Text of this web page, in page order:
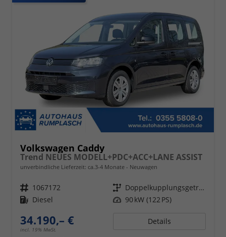
Volkswagen Caddy
Trend NEUES MODELL+PDC+ACC+LANE ASSIST
unverbindliche Lieferzeit: ca.3-4 Monate Neuwagen
Fahrzeugnr. 1067172 Getriebe
Doppelkupplungsgetriebe (DSG)
Kraftstoff Diesel Leistung 90 kW (122 PS)
34.190,– €
incl. 19% MwSt.
Details